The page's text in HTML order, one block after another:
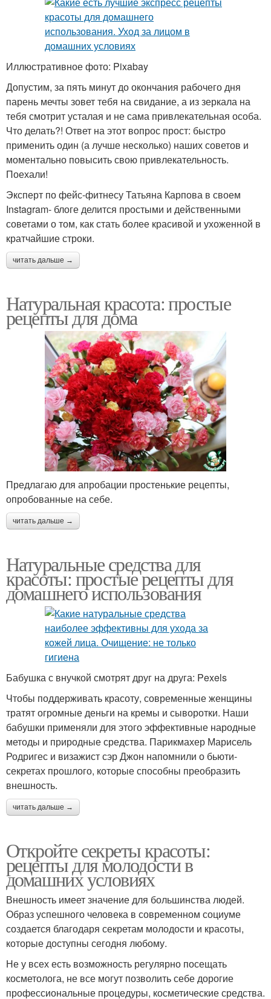
Иллюстративное фото: Pixabay
Допустим, за пять минут до окончания рабочего дня
парень мечты зовет тебя на свидание, а из зеркала на
тебя смотрит усталая и не сама привлекательная особа.
Что делать?! Ответ на этот вопрос прост: быстро
применить один (а лучше несколько) наших советов и
моментально повысить свою привлекательность.
Поехали!
Эксперт по фейс-фитнесу Татьяна Карпова в своем
Instagram- блоге делится простыми и действенными
советами о том, как стать более красивой и ухоженной в
кратчайшие строки.
читать дальше →
Натуральная красота: простые
рецепты для дома
Предлагаю для апробации простенькие рецепты,
опробованные на себе.
читать дальше →
Натуральные средства для
красоты: простые рецепты для
домашнего использования
Бабушка с внучкой смотрят друг на друга: Pexels
Чтобы поддерживать красоту, современные женщины
тратят огромные деньги на кремы и сыворотки. Наши
бабушки применяли для этого эффективные народные
методы и природные средства. Парикмахер Марисель
Родригес и визажист сэр Джон напомнили о бьюти-
секретах прошлого, которые способны преобразить
внешность.
читать дальше →
Откройте секреты красоты:
рецепты для молодости в
домашних условиях
Внешность имеет значение для большинства людей.
Образ успешного человека в современном социуме
создается благодаря секретам молодости и красоты,
которые доступны сегодня любому.
Не у всех есть возможность регулярно посещать
косметолога, не все могут позволить себе дорогие
профессиональные процедуры, косметические средства.